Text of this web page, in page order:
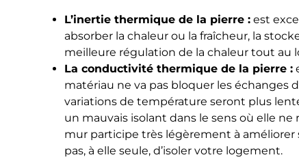
L’inertie thermique de la pierre :est
absorber la chaleur ou la fraîcheur, la
meilleure régulation de la chaleur tout au
La conductivité thermique de la pierre :
matériau ne va pas bloquer les échanges
variations de température seront plus
un mauvais isolant dans le sens où elle ne
mur participe très légèrement à
pas, à elle seule, d’isoler votre logement.